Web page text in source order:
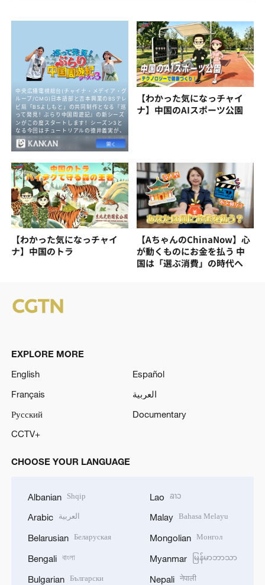
【わかった気になっチャイ
ナ】中国のAIスポーツ公園
【わかった気になっチャイ
ナ】中国のトラ
【AちゃんのChinaNow】心
が動くものにお金を払う 中
国は「選ぶ消費」の時代へ
EXPLORE MORE
English
Español
Français
العربية
Русский
Documentary
CCTV+
CHOOSE YOUR LANGUAGE
Albanian Shqip
Arabic العربية
Belarusian Беларуская
Bengali বাংলা
Bulgarian Български
Lao ລາວ
Malay Bahasa Melayu
Mongolian Монгол
Myanmar မြန်မာဘာသာ
Nepali नेपाली